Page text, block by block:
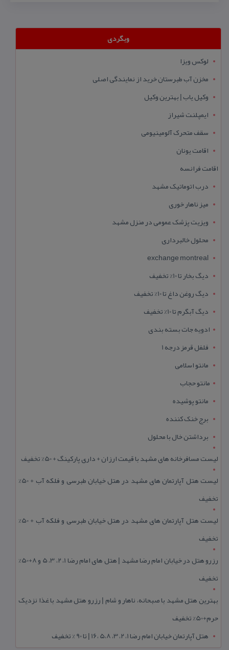
وبگردی
لوکس ویزا
مخزن آب طبرستان خرید از نمایندگی اصلی
وکیل یاب | بهترین وکیل
ایمپلنت شیراز
سقف متحرک آلومینیومی
اقامت یونان
اقامت فرانسه
درب اتوماتیک مشهد
میز ناهار خوری
ویزیت پزشک عمومی در منزل مشهد
محلول خالبرداری
exchange montreal
دیگ بخار تا 10% تخفیف
دیگ روغن داغ تا 10% تخفیف
دیگ آبگرم تا 10% تخفیف
ادویه جات بسته بندی
فلفل قرمز درجه 1
مانتو اسلامی
مانتو حجاب
مانتو پوشیده
برج خنک کننده
برداشتن خال با محلول
لیست مسافرخانه های مشهد با قیمت ارزان + داری پارکینگ + 50% تخفیف
لیست هتل آپارتمان های مشهد در هتل خیابان طبرسی و فلکه آب + 50%
تخفیف
لیست هتل آپارتمان های مشهد در هتل خیابان طبرسی و فلکه آب + 50%
تخفیف
رزرو هتل در خیابان امام رضا مشهد | هتل‌ های امام رضا 1، 2، 3، 5 و 8+50%
تخفیف
بهترین هتل مشهد با صبحانه، ناهار و شام | رزرو هتل مشهد با غذا نزدیک
حرم+50% تخفیف
هتل آپارتمان خیابان امام رضا 1، 2، 3، 5،8 ،16 | تا 90 % تخفیف